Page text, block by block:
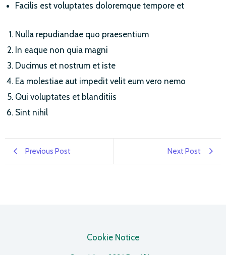
Facilis est voluptates doloremque tempore et
Nulla repudiandae quo praesentium
In eaque non quia magni
Ducimus et nostrum et iste
Ea molestiae aut impedit velit eum vero nemo
Qui voluptates et blanditiis
Sint nihil
Previous Post Next Post
Cookie Notice